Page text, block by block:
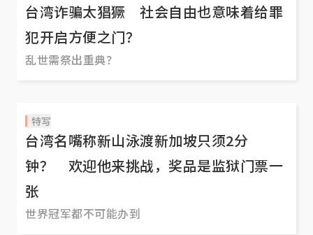
台湾诈骗太猖獗 社会自由也意味着给罪
犯开启方便之门？
乱世需祭出重典？
特写
台湾名嘴称新山泳渡新加坡只须2分
钟？ 欢迎他来挑战，奖品是监狱门票一
张
世界冠军都不可能办到